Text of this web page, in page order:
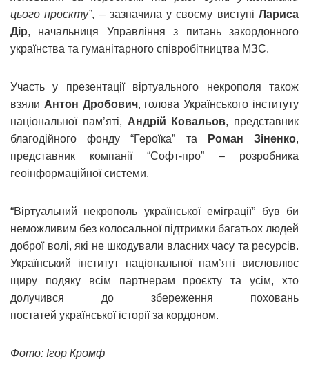
цього проєкту”, – зазначила у своєму виступіЛариса
Дір, начальниця Управління з питань закордонного
українства та гуманітарного співробітництва МЗС.
Участь у презентації віртуального некрополя також
взяли Антон Дробович, голова Українського інституту
національної пам’яті, Андрій Ковальов, представник
благодійного фонду “Героїка” та
Роман Зіненко,
представник компанії “Софт-про” – розробника
геоінформаційної системи.
“Віртуальний некрополь української еміграції” був би
неможливим без колосальної підтримки багатьох людей
доброї волі, які не шкодували власних часу та ресурсів.
Український інститут національної пам’яті висловлює
щиру подяку всім партнерам проєкту та усім, хто
долучився до збереження поховань
постатей української історії за кордоном.
Фото: Ігор Кромф